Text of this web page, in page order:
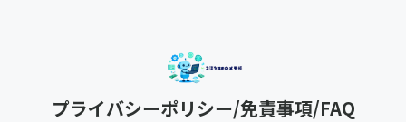
プライバシーポリシー/免責事項/FAQ